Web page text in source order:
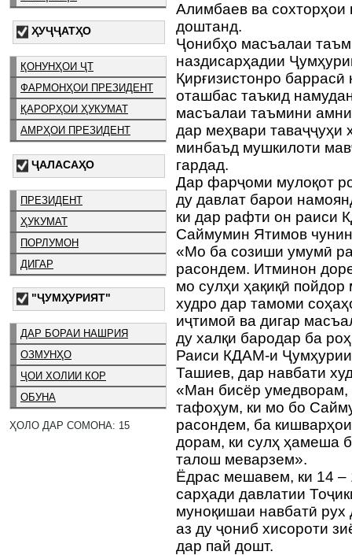
ҲУҶҶАТҲО
ҚОНУНҲОИ ҶТ
ФАРМОНҲОИ ПРЕЗИДЕНТ
ҚАРОРҲОИ ҲУКУМАТ
АМРҲОИ ПРЕЗИДЕНТ
ҶАЛАСАҲО
ПРЕЗИДЕНТ
ҲУКУМАТ
ПОРЛУМОН
ДИГАР
"ҶУМҲУРИЯТ"
ДАР БОРАИ НАШРИЯ
ОЗМУНҲО
ҶОИ ХОЛИИ КОР
ОБУНА
ҲОЛО ДАР СОМОНА: 15
Алимбаев ва сохторҳои
доштанд.
Ҷонибҳо масъалаи
наздисарҳадии
Қирғизистонро
оташбас таъкид
масъалаи таъмини
дар меҳвари таваҷҷуҳи
минбаъд мушкилоти
гардад.
Дар фарҷоми мулоқот
ду давлат барои
ки дар рафти он раиси
Саймумин Ятимов
«Мо ба созиши умумӣ
расондем. Итминон
мо сулҳи ҳақиқӣ
худро дар тамоми
иҷтимоӣ ва дигар
ду халқи бародар ба
Раиси КДАМ-и Ҷумҳурии
Ташиев, дар навбати
«Ман бисёр умедворам,
тафоҳум, ки мо бо
расондем, ба
дорам, ки сулҳ ҳамеша
талош меварзем».
Ёдрас мешавем, ки 14 –
сарҳади давлатии
муноқишаи навбатӣ рух
аз ду ҷониб хисороти
дар пай дошт.